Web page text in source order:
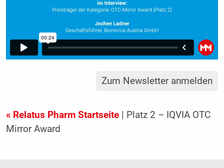
Zum Newsletter anmelden
« Relatus Pharm Startseite| Platz 2 – IQVIA OTC
Mirror Award